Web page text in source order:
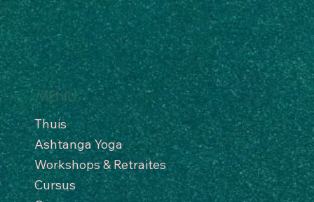
MENU
Thuis
Ashtanga Yoga
Workshops & Retraites